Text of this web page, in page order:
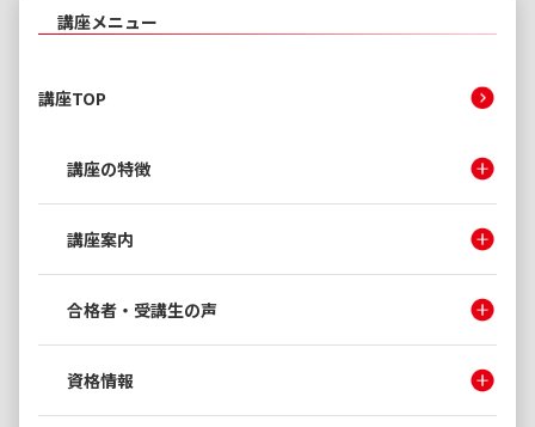
講座メニュー
講座TOP
講座の特徴
講座案内
合格者・受講生の声
資格情報